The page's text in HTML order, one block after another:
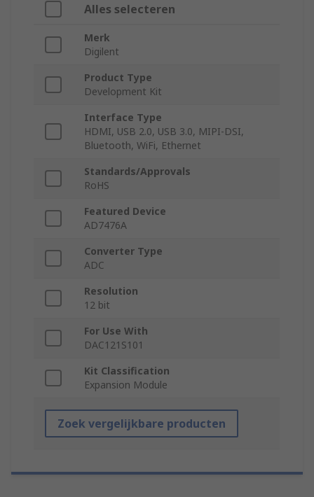
Alles selecteren
Merk
Digilent
Product Type
Development Kit
Interface Type
HDMI, USB 2.0, USB 3.0, MIPI-DSI,
Bluetooth, WiFi, Ethernet
Standards/Approvals
RoHS
Featured Device
AD7476A
Converter Type
ADC
Resolution
12 bit
For Use With
DAC121S101
Kit Classification
Expansion Module
Zoek vergelijkbare producten